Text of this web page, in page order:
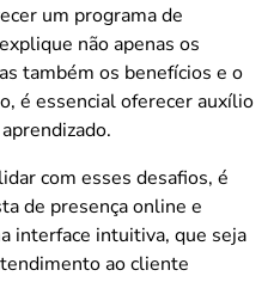
um programa de
não apenas os
também os benefícios e o
é essencial oferecer auxílio
com esses desafios, é
de presença online e
interface intuitiva, que seja
ao cliente